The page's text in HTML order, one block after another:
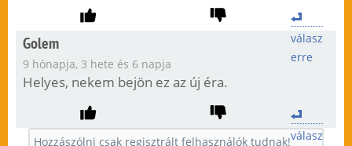
válasz
erre
Golem
9 hónapja, 3 hete és 6 napja
Helyes, nekem bejön ez az új éra.
válasz